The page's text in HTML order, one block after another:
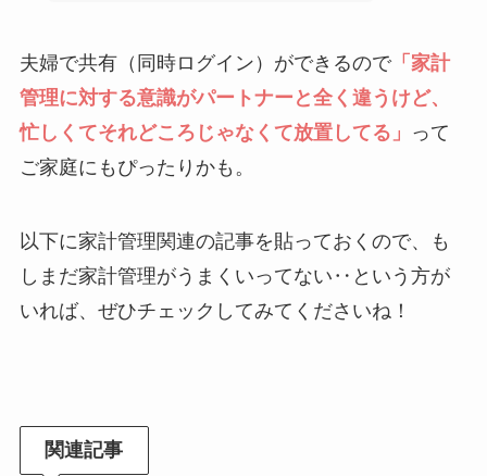
夫婦で共有（同時ログイン）ができるので「家計
管理に対する意識がパートナーと全く違うけど、
忙しくてそれどころじゃなくて放置してる」 って
ご家庭にもぴったりかも。
以下に家計管理関連の記事を貼っておくので、も
しまだ家計管理がうまくいってない‥という方が
いれば、ぜひチェックしてみてくださいね！
関連記事